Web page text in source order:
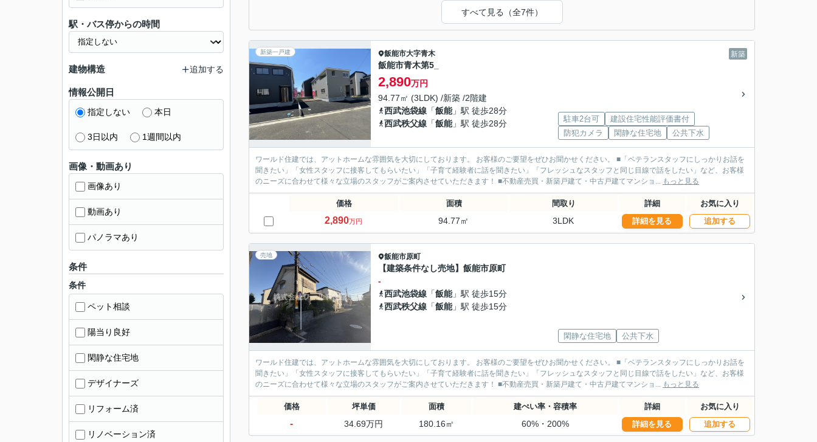
すべて見る（全7件）
新築一戸建 新築
飯能市大字青木
飯能市青木第5_
2,890万円
94.77㎡ (3LDK) /新築 /2階建
西武池袋線 「飯能」駅 徒歩28分
西武秩父線 「飯能」駅 徒歩28分 駐車2台可
建設住宅性能評価書付
防犯カメラ
閑静な住宅地 公共下水
ワールド住建では、アットホームな雰囲気を大切にしております。 お客様のご要望をぜひお聞かせください。 ■「ベテランスタッフにしっかりお話を
聞きたい」「女性スタッフに接客してもらいたい」「子育て経験者に話を聞きたい」「フレッシュなスタッフと同じ目線で話をしたい」など、お客様
のニーズに合わせて様々な立場のスタッフがご案内させていただきます！ ■不動産売買・新築戸建て・中古戸建てマンショ... もっと見る
価格 面積 間取り 詳細 お気に入り
2,890万円 94.77㎡ 3LDK 詳細を見る 追加する
売地 飯能市原町
【建築条件なし売地】飯能市原町
-
西武池袋線 「飯能」駅 徒歩15分
西武秩父線 「飯能」駅 徒歩15分
閑静な住宅地 公共下水
ワールド住建では、アットホームな雰囲気を大切にしております。 お客様のご要望をぜひお聞かせください。 ■「ベテランスタッフにしっかりお話を
聞きたい」「女性スタッフに接客してもらいたい」「子育て経験者に話を聞きたい」「フレッシュなスタッフと同じ目線で話をしたい」など、お客様
のニーズに合わせて様々な立場のスタッフがご案内させていただきます！ ■不動産売買・新築戸建て・中古戸建てマンショ... もっと見る
価格 坪単価 面積 建ぺい率・容積率 詳細 お気に入り
- 34.69万円 180.16㎡ 60%・200% 詳細を見る 追加する
駅・バス停からの時間
建物構造 追加する
情報公開日
指定しない 本日
3日以内 1週間以内
画像・動画あり
画像あり
動画あり
パノラマあり
条件
条件
ペット相談
陽当り良好
閑静な住宅地
デザイナーズ
リフォーム済
リノベーション済